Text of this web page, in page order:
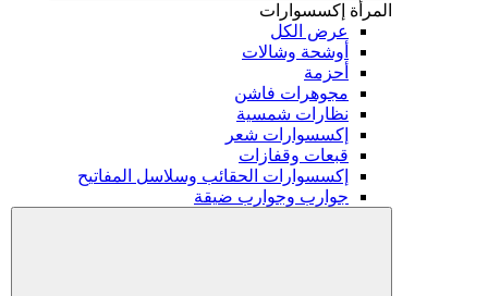
المرأة إكسسوارات
عرض الكل
أوشحة وشالات
أحزمة
مجوهرات فاشن
نظارات شمسية
إكسسوارات شعر
قبعات وقفازات
إكسسوارات الحقائب وسلاسل المفاتيح
جوارب وجوارب ضيقة